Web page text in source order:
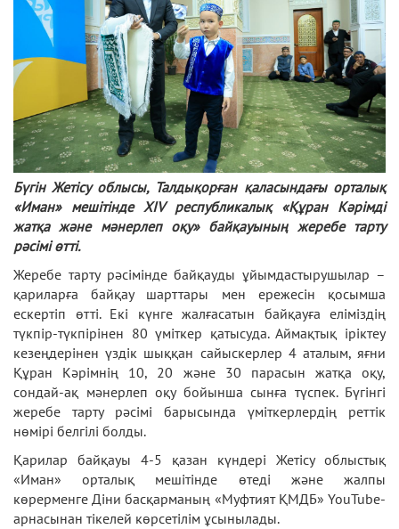
Бүгін Жетісу облысы, Талдықорған қаласындағы орталық
«Иман» мешітінде XIV республикалық «Құран Кәрімді
жатқа және мәнерлеп оқу» байқауының жеребе тарту
рәсімі өтті.
Жеребе тарту рәсімінде байқауды ұйымдастырушылар –
қариларға байқау шарттары мен ережесін қосымша
ескертіп өтті. Екі күнге жалғасатын байқауға еліміздің
түкпір-түкпірінен 80 үміткер қатысуда. Аймақтық іріктеу
кезеңдерінен үздік шыққан сайыскерлер 4 аталым, яғни
Құран Кәрімнің 10, 20 және 30 парасын жатқа оқу,
сондай-ақ мәнерлеп оқу бойынша сынға түспек. Бүгінгі
жеребе тарту рәсімі барысында үміткерлердің реттік
нөмірі белгілі болды.
Қарилар байқауы 4-5 қазан күндері Жетісу облыстық
«Иман» орталық мешітінде өтеді және жалпы
көрерменгеДіни басқарманың «Муфтият ҚМДБ» YouTube-
арнасынан тікелей көрсетілім ұсынылады.